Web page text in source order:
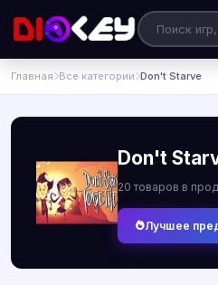
Главная Все категории Don't Starve
Don't
20 товаров в
Лучшее